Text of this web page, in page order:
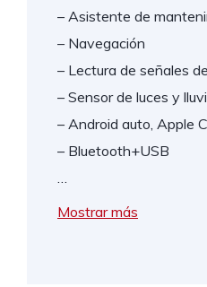
– Asistente de
– Navegación
– Lectura de señales
– Sensor de luces y
– Android auto, Apple
– Bluetooth+USB
…
Mostrar más